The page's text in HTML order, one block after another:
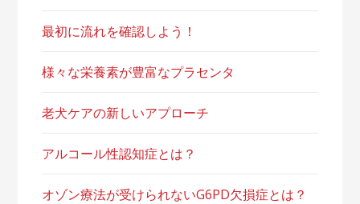
最初に流れを確認しよう！
様々な栄養素が豊富なプラセンタ
老犬ケアの新しいアプローチ
アルコール性認知症とは？
オゾン療法が受けられないG6PD欠損症とは？